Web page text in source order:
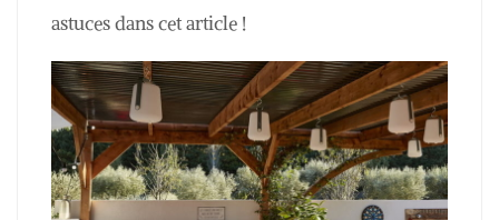
astuces dans cet article !